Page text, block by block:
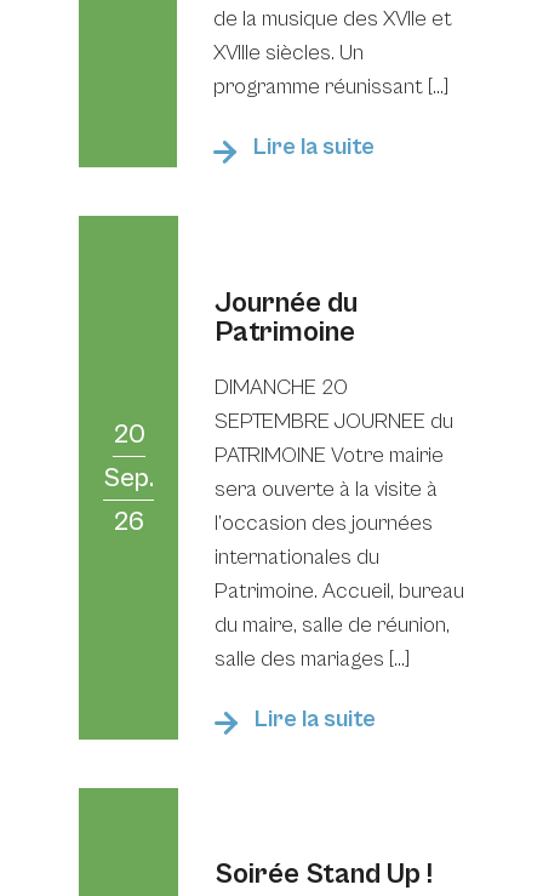
de la musique des XVIIe et
XVIIIe siècles. Un
programme réunissant […]
Lire la suite
20
Sep.
26
Journée du
Patrimoine
DIMANCHE 20
SEPTEMBRE JOURNEE du
PATRIMOINE Votre mairie
sera ouverte à la visite à
l’occasion des journées
internationales du
Patrimoine. Accueil, bureau
du maire, salle de réunion,
salle des mariages […]
Lire la suite
Soirée Stand Up !